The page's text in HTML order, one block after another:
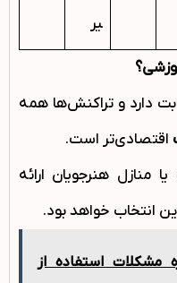
یر
دارد و تراکنش‌ها همه
اقتصادی‌تر است.
منازل هنرجویان ارائه
انتخاب خواهد بود.
مشکلات استفاده از